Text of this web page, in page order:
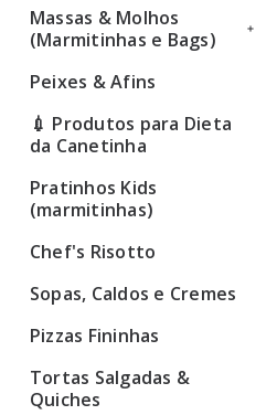
Ver todos
Massas & Molhos
(Marmitinhas e Bags)
Ver todos
Peixes & Afins
💉 Produtos para Dieta
da Canetinha
Pratinhos Kids
(marmitinhas)
Chef's Risotto
Sopas, Caldos e Cremes
Pizzas Fininhas
Tortas Salgadas &
Quiches